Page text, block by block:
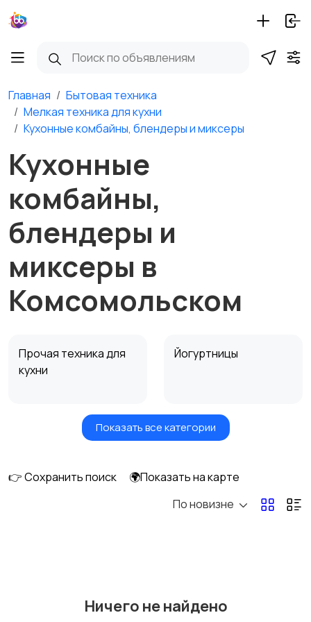
Главная
Бытовая техника
Мелкая техника для кухни
Кухонные комбайны, блендеры и миксеры
Кухонные
комбайны,
блендеры и
миксеры в
Комсомольском
Прочая техника для
кухни
Йогуртницы
Сушилки для овощей
Грили, шашлычницы,
Чайники и термопоты
Показать все категории
👉 Сохранить поиск
🌍Показать на карте
По новизне
Ничего не найдено